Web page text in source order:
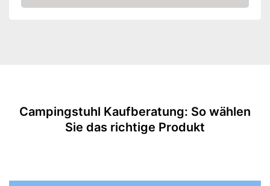
Material Gestell
Höhe Sitz
Rückenlehne gepolstert
Amazon
Campingstuhl Kaufberatung: So wählen
Sie das richtige Produkt